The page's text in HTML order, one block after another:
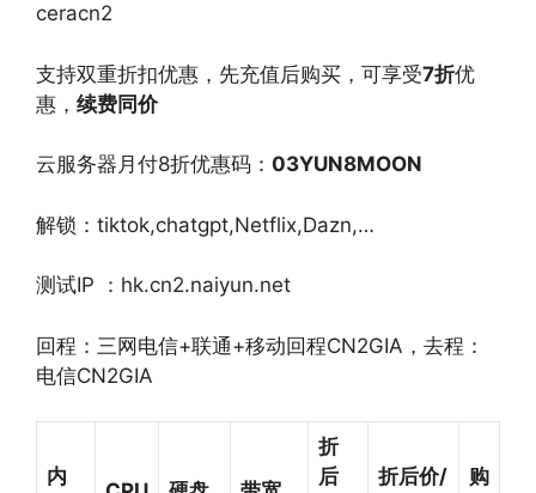
ceracn2
支持双重折扣优惠，先充值后购买，可享受7折优
惠， 续费同价
云服务器月付8折优惠码： 03YUN8MOON
解锁：tiktok,chatgpt,Netflix,Dazn,…
测试IP ：hk.cn2.naiyun.net
回程：三网电信+联通+移动回程CN2GIA，去程：
电信CN2GIA
内
折
后
折后价/
购